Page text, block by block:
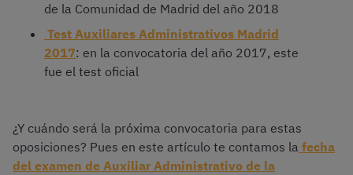
de la Comunidad de Madrid del año 2018
Test Auxiliares Administrativos Madrid
2017: en la convocatoria del año 2017, este
fue el test oficial
¿Y cuándo será la próxima convocatoria para estas
oposiciones? Pues en este artículo te contamos la fecha
del examen de Auxiliar Administrativo de la